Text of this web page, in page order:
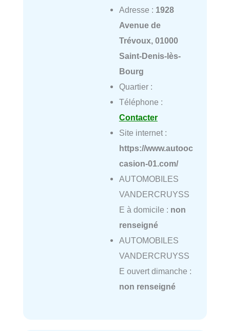
Adresse : 1928
Avenue de
Trévoux, 01000
Saint-Denis-lès-
Bourg
Quartier :
Téléphone :
Contacter
Site internet :
https://www.autooc
casion-01.com/
AUTOMOBILES
VANDERCRUYSS
E à domicile : non
renseigné
AUTOMOBILES
VANDERCRUYSS
E ouvert dimanche :
non renseigné